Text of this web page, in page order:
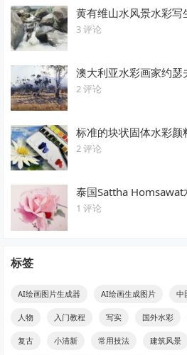
黄有维山水风景水彩写
3 评论
澳大利亚水彩画家约瑟
2 评论
标准的块状固体水彩颜
2 评论
泰国Sattha
1 评论
标签
AI绘画图片生成器 AI绘画生成图片 中
人物 入门教程 写实 国外水彩
复古 小清新 常用技法 建筑风景